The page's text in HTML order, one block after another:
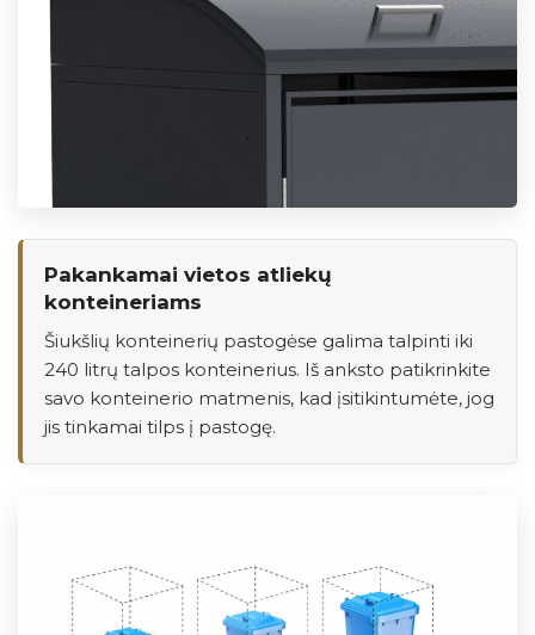
Pakankamai vietos atliekų
konteineriams
Šiukšlių konteinerių pastogėse galima talpinti iki
240 litrų talpos konteinerius. Iš anksto patikrinkite
savo konteinerio matmenis, kad įsitikintumėte, jog
jis tinkamai tilps į pastogę.